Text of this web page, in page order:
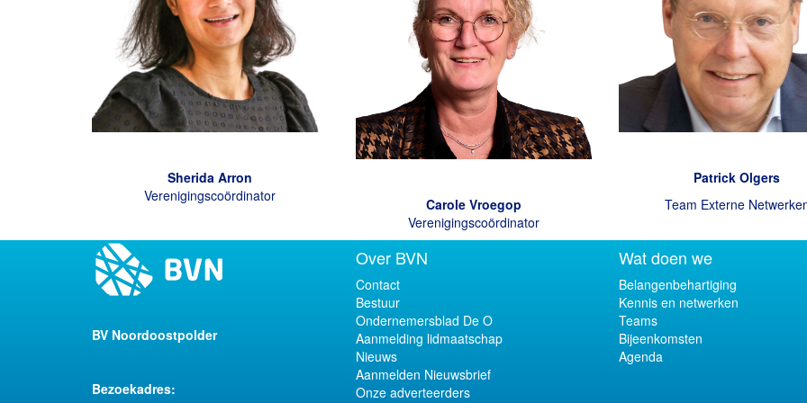
Sherida Arron
Verenigingscoördinator
Carole Vroegop
Verenigingscoördinator
Patrick Olgers
Team Externe
BV Noordoostpolder
Bezoekadres:
Over BVN
Contact
Bestuur
Ondernemersblad De O
Aanmelding lidmaatschap
Nieuws
Aanmelden Nieuwsbrief
Onze adverteerders
Wat doen we
Belangenbehartiging
Kennis en netwerken
Teams
Bijeenkomsten
Agenda